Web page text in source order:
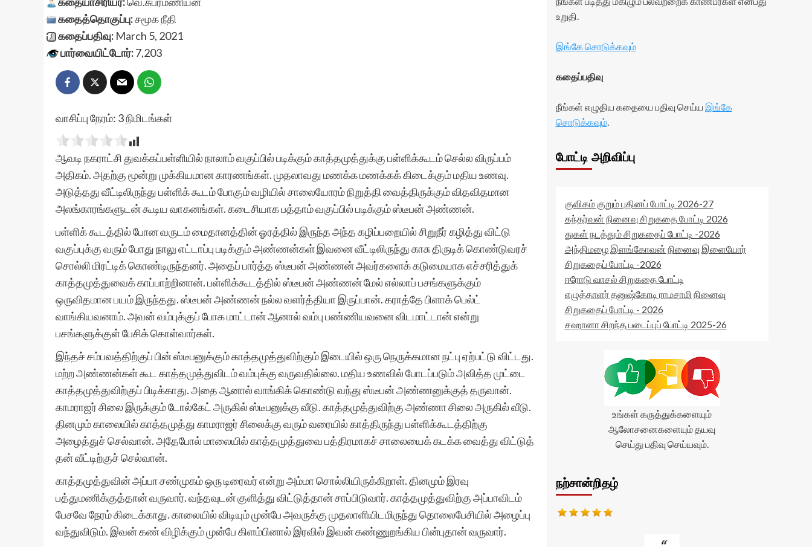
கதைத்தொகுப்பு:சமூக நீதி
கதைப்பதிவு: March 5, 2021
பார்வையிட்டோர்:7,203
வாசிப்பு நேரம்: 3நிமிடங்கள்
ஆவடி நகராட்சி துவக்கப்பள்ளியில் நாலாம் வகுப்பில் படிக்கும் காத்தமுத்துக்கு பள்ளிக்கூடம் செல்ல விருப்பம்
அதிகம். அதற்கு மூன்று முக்கியமான காரணங்கள். முதலாவது மணக்க மணக்கக் கிடைக்கும் மதிய உணவு.
அடுத்தது வீட்டிலிருந்து பள்ளிக் கூடம் போகும் வழியில் சாலையோரம் நிறுத்தி வைத்திருக்கும் விதவிதமான
அலங்காரங்களுடன் கூடிய வாகனங்கள். கடைசியாக பத்தாம் வகுப்பில் படிக்கும் ஸ்டீபன் அண்ணன்.
பள்ளிக் கூடத்தில் போன வருடம் மைதானத்தின் ஓரத்தில் இருந்த அந்த கழிப்பறையில் சிறுநீர் கழித்து விட்டு
வகுப்புக்கு வரும் போது நாலு எட்டாப்பு படிக்கும் அண்ணன்கள் இவனை வீட்டிலிருந்து காசு திருடிக் கொண்டுவரச்
சொல்லி மிரட்டிக் கொண்டிருந்தனர். அதைப் பார்த்த ஸ்டீபன் அண்ணன் அவர்களைக் கடுமையாக எச்சரித்துக்
காத்தமுத்துவைக் காப்பாற்றினான். பள்ளிக்கூடத்தில் ஸ்டீபன் அண்ணன் மேல் எல்லாப் பசங்களுக்கும்
ஒருவிதமான பயம் இருந்தது. ஸ்டீபன் அண்ணன் நல்ல வளர்த்தியா இருப்பான். கராத்தே பிளாக் பெல்ட்
வாங்கியவனாம். அவன் வம்புக்குப் போக மாட்டான் ஆனால் வம்பு பண்ணியவனை விடமாட்டான் என்று
பசங்களுக்குள் பேசிக் கொள்வார்கள்.
இந்தச் சம்பவத்திற்குப் பின் ஸ்டீபனுக்கும் காத்தமுத்துவிற்கும் இடையில் ஒரு நெருக்கமான நட்பு ஏற்பட்டு விட்டது.
மற்ற அண்ணன்கள் கூட காத்தமுத்துவிடம் வம்புக்கு வருவதில்லை. மதிய உணவில் போடப்படும் அவித்த முட்டை
காத்தமுத்துவிற்குப் பிடிக்காது. அதை ஆனால் வாங்கிக் கொண்டு வந்து ஸ்டீபன் அண்ணனுக்குத் தருவான்.
காமராஜர் சிலை இருக்கும் டோல்கேட் அருகில் ஸ்டீபனுக்கு வீடு. காத்தமுத்துவிற்கு அண்ணா சிலை அருகில் வீடு.
தினமும் காலையில் காத்தமுத்து காமராஜர் சிலைக்கு வரும் வரையில் காத்திருந்து பள்ளிக்கூடத்திற்கு
அழைத்துச் செல்வான். அதேபோல் மாலையில் காத்தமுத்துவை பத்திரமாகச் சாலையைக் கடக்க வைத்து விட்டுத்
தன் வீட்டிற்குச் செல்வான்.
காத்தமுத்துவின் அப்பா சண்முகம் ஒரு டிரைவர் என்று அம்மா சொல்லியிருக்கிறாள். தினமும் இரவு
பத்துமணிக்குத்தான் வருவார். வந்தவுடன் குளித்து விட்டுத்தான் சாப்பிடுவார். காத்தமுத்துவிற்கு அப்பாவிடம்
பேசவே நேரம் கிடைக்காது. காலையில் விடியும் முன்பே அவருக்கு முதலாளியிடமிருந்து தொலைபேசியில் அழைப்பு
வந்துவிடும். இவன் கண் விழிக்கும் முன்பே கிளம்பினால் இரவில் இவன் கண்ணுறங்கிய பின்புதான் வருவார்.
உறுதி.
இங்கே சொடுக்கவும்
கதைப்பதிவு
நீங்கள் எழுதிய கதையை பதிவு செய்ய இங்கே
சொடுக்கவும்.
போட்டி அறிவிப்பு
குவிகம் குறும் புதினப் போட்டி 2026-27
கந்தர்வன் நினைவு சிறுகதை போட்டி 2026
துகள் நடத்தும் சிறுகதைப் போட்டி -2026
அந்திமழை இளங்கோவன் நினைவு இளையோர்
சிறுகதைப் போட்டி -2026
ஈரோடு வாசல் சிறுகதை போட்டி
எழுத்தாளர் தனுஷ்கோடி ராமசாமி நினைவு
சிறுகதைப் போட்டி - 2026
சஹானா சிறந்த படைப்புப் போட்டி 2025-26
உங்கள் கருத்துக்களையும்
ஆலோசனைகளையும் தயவு
செய்து பதிவு செய்யவும்.
நற்சான்றிதழ்